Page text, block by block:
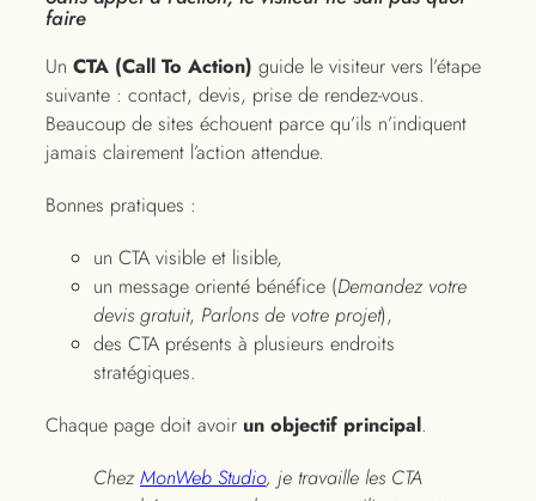
faire
Un CTA (Call To Action) guide le visiteur vers l’étape
suivante : contact, devis, prise de rendez-vous.
Beaucoup de sites échouent parce qu’ils n’indiquent
jamais clairement l’action attendue.
Bonnes pratiques :
un CTA visible et lisible,
un message orienté bénéfice (Demandez votre
devis gratuit, Parlons de votre projet),
des CTA présents à plusieurs endroits
stratégiques.
Chaque page doit avoir un objectif principal.
ChezMonWeb Studio, je travaille les CTA